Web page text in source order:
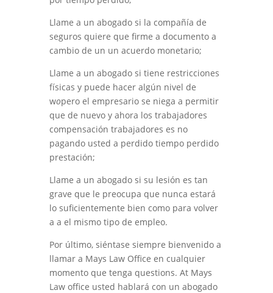
Llame a un abogado si la compañía de
seguros quiere que firme a documento a
cambio de un un acuerdo monetario;
Llame a un abogado si tiene restricciones
físicas y puede hacer algún nivel de
wopero el empresario se niega a permitir
que de nuevo y ahora los trabajadores
compensación trabajadores es no
pagando usted a perdido tiempo perdido
prestación;
Llame a un abogado si su lesión es tan
grave que le preocupa que nunca estará
lo suficientemente bien como para volver
a a el mismo tipo de empleo.
Por último, siéntase siempre bienvenido a
llamar a Mays Law Office en cualquier
momento que tenga questions. At Mays
Law office usted hablará con un abogado